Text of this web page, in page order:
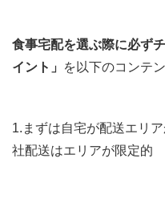
食事宅配を選ぶ際に必ず
イント」
を以下のコンテ
1.まずは自宅が配送エリ
社配送はエリアが限定的